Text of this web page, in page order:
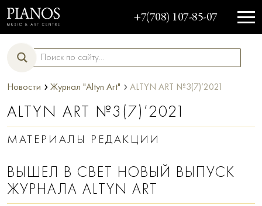
+7(708) 107-85-07
Новости › Журнал "Altyn Art" › ALTYN ART №3(7)’2021
ALTYN ART №3(7)’2021
МАТЕРИАЛЫ РЕДАКЦИИ
ВЫШЕЛ В СВЕТ НОВЫЙ ВЫПУСК
ЖУРНАЛА ALTYN ART